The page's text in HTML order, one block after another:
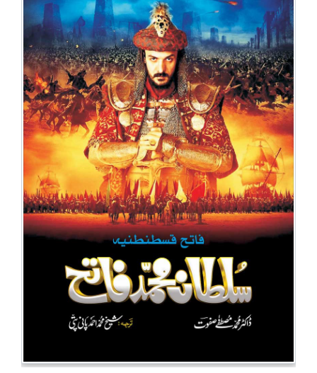
NEW
ARRIVALS
BESTSELLERS
UPCOMINGS
REQUEST
BOOK
CATALOGUE
HOW
TO
PAY